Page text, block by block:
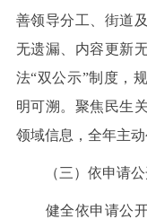
善领导分工、街道
无遗漏、内容更新
法“双公示”制度，
明可溯。聚焦民生
领域信息，全年主动
（三）依申请公
健全依申请公开